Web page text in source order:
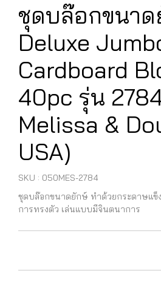
ชุดบล๊อกขนา
Deluxe
Cardboard
40pc รุ่น
Melissa &
USA)
SKU : 050MES-2784
ชุดบล๊อกขนาดยักษ์ ทำด้วยกระดาษแข็
การทรงตัว เล่นแบบมีจินตนาการ